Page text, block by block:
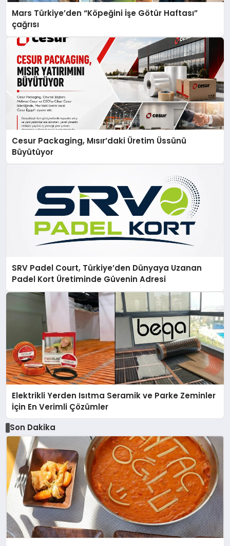
Mars Türkiye’den “Köpeğini İşe Götür Haftası”
çağrısı
Cesur Packaging, Mısır’daki Üretim Üssünü
Büyütüyor
SRV Padel Court, Türkiye’den Dünyaya Uzanan
Padel Kort Üretiminde Güvenin Adresi
Elektrikli Yerden Isıtma Seramik ve Parke Zeminler
İçin En Verimli Çözümler
Son Dakika